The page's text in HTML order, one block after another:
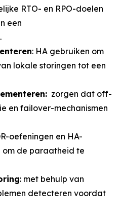
RTO- en RPO-doelen
een
: HA gebruiken om
lokale storingen tot een
zorgen dat off-
en failover-mechanismen
oefeningen en HA-
de paraatheid te
: met behulp van
detecteren voordat